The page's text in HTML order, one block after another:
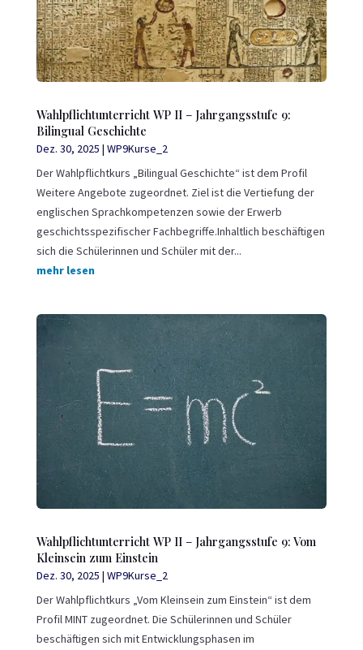
Wahlpflichtunterricht WP II – Jahrgangsstufe 9:
Bilingual Geschichte
Dez. 30, 2025 | WP9Kurse_2
Der Wahlpflichtkurs „Bilingual Geschichte“ ist dem Profil
Weitere Angebote zugeordnet. Ziel ist die Vertiefung der
englischen Sprachkompetenzen sowie der Erwerb
geschichtsspezifischer Fachbegriffe.Inhaltlich beschäftigen
sich die Schülerinnen und Schüler mit der...
mehr lesen
Wahlpflichtunterricht WP II – Jahrgangsstufe 9: Vom
Kleinsein zum Einstein
Dez. 30, 2025 | WP9Kurse_2
Der Wahlpflichtkurs „Vom Kleinsein zum Einstein“ ist dem
Profil MINT zugeordnet. Die Schülerinnen und Schüler
beschäftigen sich mit Entwicklungsphasen im